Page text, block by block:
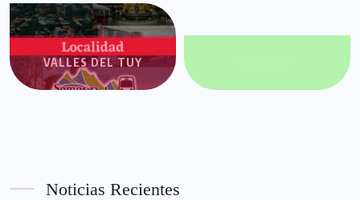
VALLES DEL TUY
Noticias Recientes